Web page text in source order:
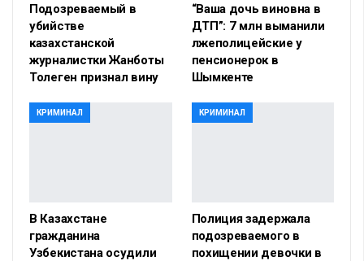
Подозреваемый в
убийстве
казахстанской
журналистки Жанботы
Толеген признал вину
“Ваша дочь виновна в
ДТП”: 7 млн выманили
лжеполицейские у
пенсионерок в
Шымкенте
КРИМИНАЛ
В Казахстане
гражданина
Узбекистана осудили
КРИМИНАЛ
Полиция задержала
подозреваемого в
похищении девочки в